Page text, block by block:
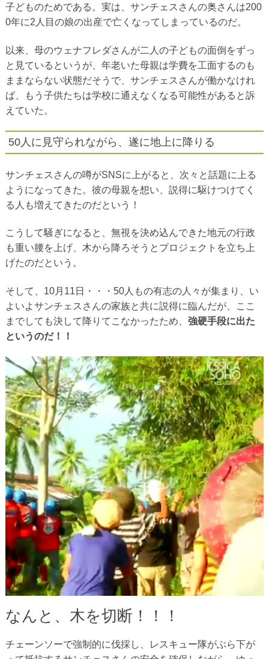
子どものためである。実は、サンチェスさんの奥さんは200
0年に2人目の娘の出産で亡くなってしまっているのだ。
以来、母のウェナフレダさんが二人の子どもの面倒をずっ
と見ているというが、年老いた母親は学費を工面するのも
ままならない状態だそうで、サンチェスさんが働かなけれ
ば、もう子供たちは学校に通えなくなる可能性があると訴
えていた。
50人に見守られながら、遂に地上に降りる
サンチェスさんの噂がSNSに上がると、次々と話題に上る
ようになってきた。彼の母親を想い、説得に駆けつけてく
る人も増えてきたのだという！
こうして騒ぎになると、無視を決め込んできた地元の行政
も重い腰を上げ、木から降ろそうとプロジェクトを立ち上
げたのだという。
そして、10月11日・・・50人もの有志の人々が集まり、い
よいよサンチェスさんの家族と共に説得に臨んだが、ここ
までしても決して降りてこなかったため、 強硬手段に出た
というのだ！！
なんと、木を切断！！！
チェーンソーで強制的に伐採し、レスキュー隊がぶら下が